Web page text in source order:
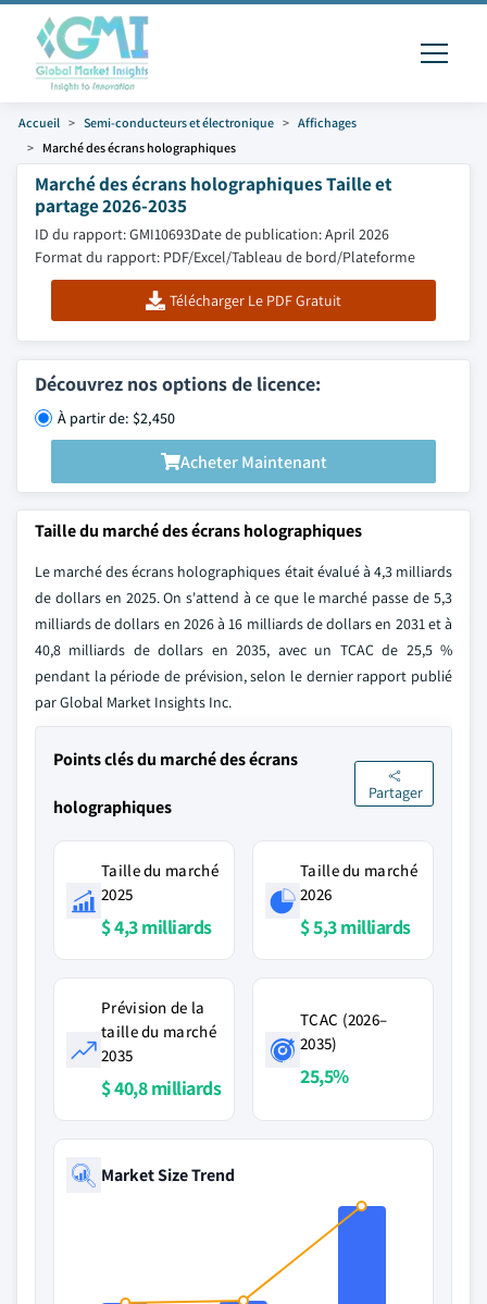
Accueil Semi-conducteurs et électronique
Affichages
Marché des écrans holographiques
Marché des écrans holographiques Taille et
partage 2026-2035
ID du rapport: GMI10693Date de publication: April 2026
Format du rapport: PDF/Excel/Tableau de bord/Plateforme
Télécharger Le PDF Gratuit
Découvrez nos options de licence:
À partir de: $2,450
Acheter Maintenant
Taille du marché des écrans holographiques
Le marché des écrans holographiques était évalué à 4,3 milliards
de dollars en 2025. On s'attend à ce que le marché passe de 5,3
milliards de dollars en 2026 à 16 milliards de dollars en 2031 et à
40,8 milliards de dollars en 2035, avec un TCAC de 25,5 %
pendant la période de prévision, selon le dernier rapport publié
par Global Market Insights Inc.
Points clés du marché des écrans
holographiques
Partager
Taille du marché
2025
$ 4,3 milliards
Taille du marché
2026
$ 5,3 milliards
Prévision de la
taille du marché
2035
$ 40,8 milliards
TCAC (2026–
2035)
25,5%
Market Size Trend